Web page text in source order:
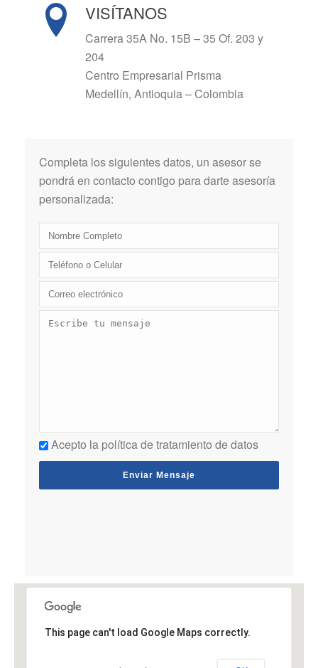
VISÍTANOS
Carrera 35A No. 15B – 35 Of. 203 y
204
Centro Empresarial Prisma
Medellín, Antioquia – Colombia
Completa los siguientes datos, un asesor se
pondrá en contacto contigo para darte asesoría
personalizada:
Acepto la política de tratamiento de datos
This page can't load Google Maps correctly.